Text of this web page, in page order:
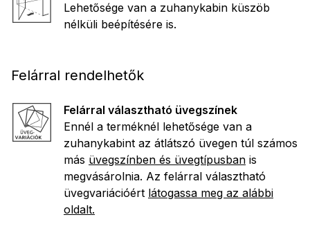
Lehetősége van a zuhanykabin küszöb
nélküli beépítésére is.
Felárral rendelhetők
Felárral választható üvegszínek
Ennél a terméknél lehetősége van a
zuhanykabint az átlátszó üvegen túl számos
más üvegszínben és üvegtípusban is
megvásárolnia. Az felárral választható
üvegvariációért látogassa meg az alábbi
oldalt.